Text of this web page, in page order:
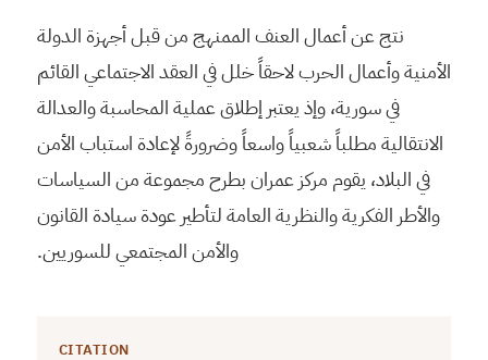
نتج عن أعمال العنف الممنهج من قبل أجهزة الدولة
الأمنية وأعمال الحرب لاحقاً خلل في العقد الاجتماعي القائم
في سورية، وإذ يعتبر إطلاق عملية المحاسبة والعدالة
الانتقالية مطلباً شعبياً واسعاً وضرورةً لإعادة استباب الأمن
في البلاد، يقوم مركز عمران بطرح مجموعة من السياسات
والأطر الفكرية والنظرية العامة لتأطير عودة سيادة القانون
والأمن المجتمعي للسوريين.
CITATION